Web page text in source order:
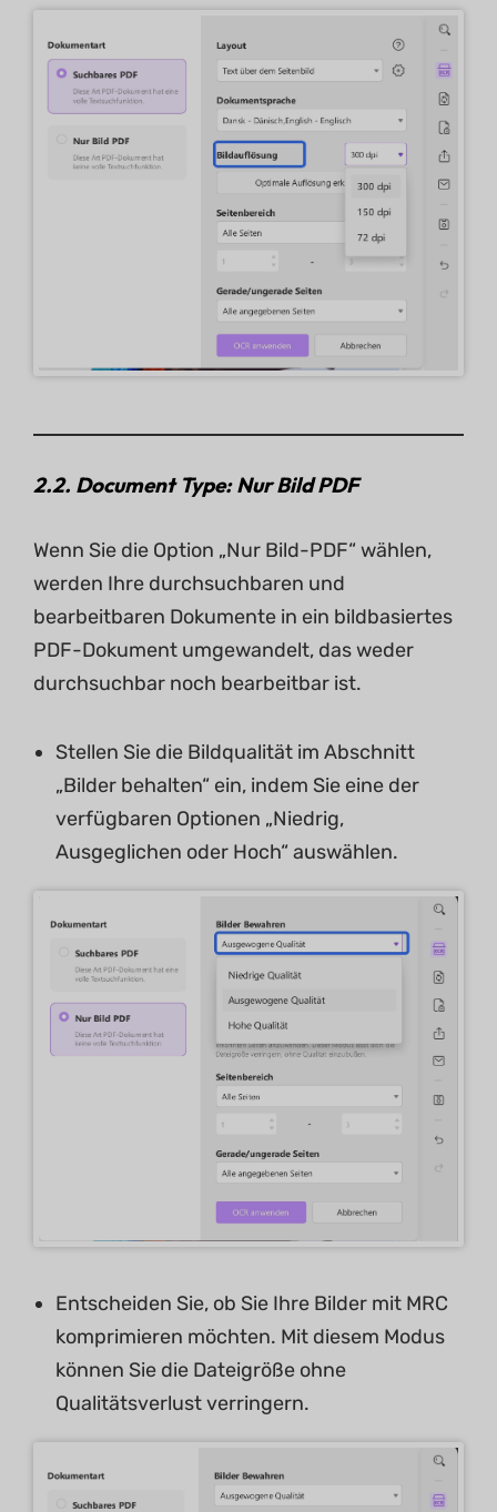
2.2. Document Type: Nur Bild PDF
Wenn Sie die Option „Nur Bild-PDF“ wählen,
werden Ihre durchsuchbaren und
bearbeitbaren Dokumente in ein bildbasiertes
PDF-Dokument umgewandelt, das weder
durchsuchbar noch bearbeitbar ist.
Stellen Sie die Bildqualität im Abschnitt
„Bilder behalten“ ein, indem Sie eine der
verfügbaren Optionen „Niedrig,
Ausgeglichen oder Hoch“ auswählen.
Entscheiden Sie, ob Sie Ihre Bilder mit MRC
komprimieren möchten. Mit diesem Modus
können Sie die Dateigröße ohne
Qualitätsverlust verringern.